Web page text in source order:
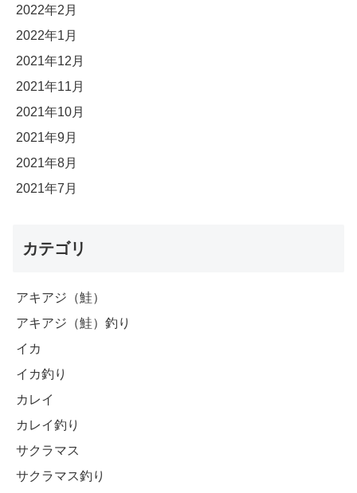
2022年2月
2022年1月
2021年12月
2021年11月
2021年10月
2021年9月
2021年8月
2021年7月
カテゴリ
アキアジ（鮭）
アキアジ（鮭）釣り
イカ
イカ釣り
カレイ
カレイ釣り
サクラマス
サクラマス釣り